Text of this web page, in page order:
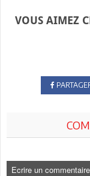
VOUS AIMEZ
Ecrire un commentaire